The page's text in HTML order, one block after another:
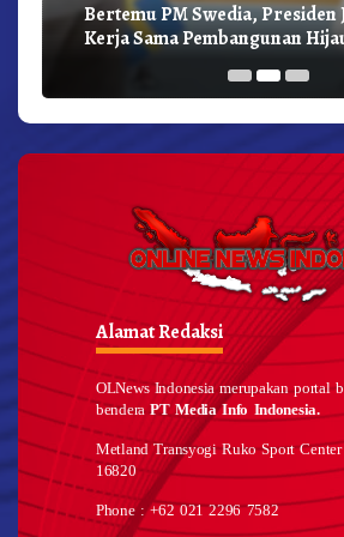
Bertemu PM Swedia,
Kerja Sama Pembangunan
Alamat Redaksi
OLNews Indonesia merupakan portal
benderaPT Media Info Indonesia.
Metland Transyogi Ruko Sport
16820
Phone : +62 021 2296 7582